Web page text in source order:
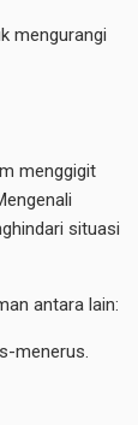
mengurangi
menggigit
situasi
antara lain:
menerus.